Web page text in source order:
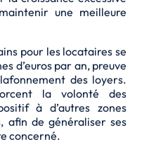
une meilleure
pour les locataires se
d’euros par an, preuve
des loyers.
la volonté des
à d’autres zones
afin de généraliser ses
concerné.